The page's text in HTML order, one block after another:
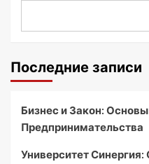
Последние записи
Бизнес и Закон:
Предпринимательства
Университет